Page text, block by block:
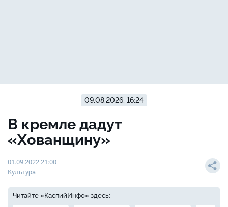
09.08.2026, 16:24
В кремле дадут
«Хованщину»
01.09.2022 21:00
Культура
Читайте «КаспийИнфо» здесь: